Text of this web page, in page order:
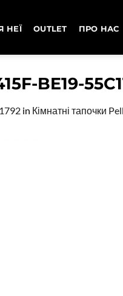
НЕЇ OUTLET ПРО НАС
BE19-
in Кімнатні тапочки